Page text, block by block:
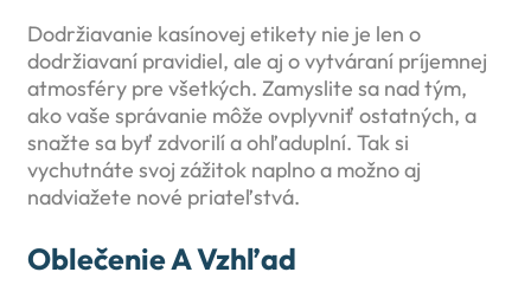
Dodržiavanie kasínovej etikety nie je len o
dodržiavaní pravidiel, ale aj o vytváraní príjemnej
atmosféry pre všetkých. Zamyslite sa nad tým,
ako vaše správanie môže ovplyvniť ostatných, a
snažte sa byť zdvorilí a ohľaduplní. Tak si
vychutnáte svoj zážitok naplno a možno aj
nadviažete nové priateľstvá.
Oblečenie A Vzhľad